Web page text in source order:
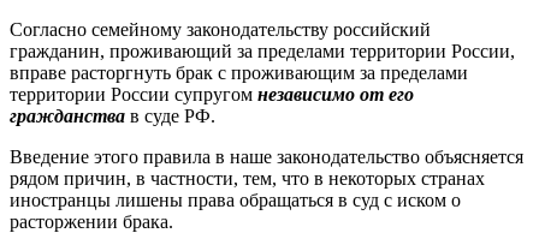
Согласно семейному законодательству российский
гражданин, проживающий за пределами территории России,
вправе расторгнуть брак с проживающим за пределами
территории России супругом независимо от его
гражданства в суде РФ.
Введение этого правила в наше законодательство объясняется
рядом причин, в частности, тем, что в некоторых странах
иностранцы лишены права обращаться в суд с иском о
расторжении брака.